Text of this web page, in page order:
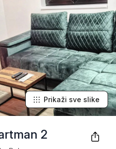
2
Prikaži sve slike